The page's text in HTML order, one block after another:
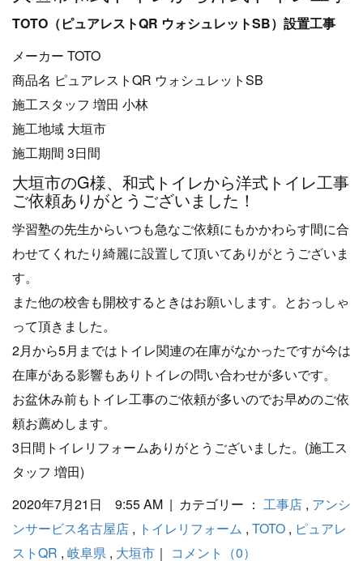
TOTO（ピュアレストQR ウォシュレットSB）設置工事
メーカー TOTO
商品名 ピュアレストQR ウォシュレットSB
施工スタッフ 増田 小林
施工地域 大垣市
施工期間 3日間
大垣市のG様、和式トイレから洋式トイレ工事
ご依頼ありがとうございました！
学習塾の先生からいつも急なご依頼にもかかわらす間に合
わせてくれたり綺麗に設置して頂いてありがとうございま
す。
また他の校舎も開校するときはお願いします。とおっしゃ
って頂きました。
2月から5月まではトイレ関連の在庫がなかったですが今は
在庫がある影響もありトイレの問い合わせが多いです。
お盆休み前もトイレ工事のご依頼が多いのでお早めのご依
頼お薦めします。
3日間トイレリフォームありがとうございました。(施工ス
タッフ 増田)
2020年7月21日 9:55 AM | カテゴリー ： 工事店 , アンシ
ンサービス名古屋店 , トイレリフォーム , TOTO , ピュアレ
ストQR , 岐阜県 , 大垣市 ｜ コメント（0）